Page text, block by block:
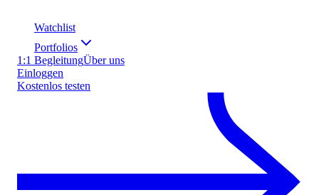
Watchlist
Portfolios
1:1 BegleitungÜber uns
Einloggen
Kostenlos testen